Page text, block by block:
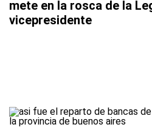
mete en la rosca de la
vicepresidente